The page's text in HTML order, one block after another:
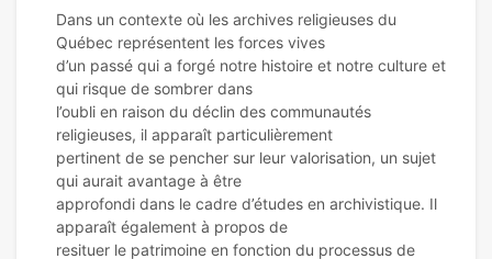
Dans un contexte où les archives religieuses du
Québec représentent les forces vives
d’un passé qui a forgé notre histoire et notre culture et
qui risque de sombrer dans
l’oubli en raison du déclin des communautés
religieuses, il apparaît particulièrement
pertinent de se pencher sur leur valorisation, un sujet
qui aurait avantage à être
approfondi dans le cadre d’études en archivistique. Il
apparaît également à propos de
resituer le patrimoine en fonction du processus de